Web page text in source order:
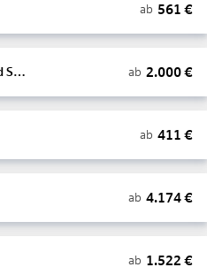
ab 561 €
Bonaire, Sint Eustatius und Saba ab 2.000€
ab 411 €
ab 4.174€
ab 1.522 €